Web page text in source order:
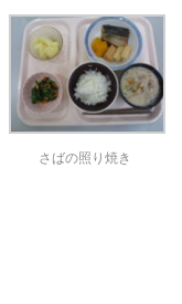
さばの照り焼き